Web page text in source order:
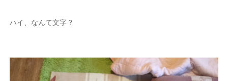
ハイ、なんて文字？